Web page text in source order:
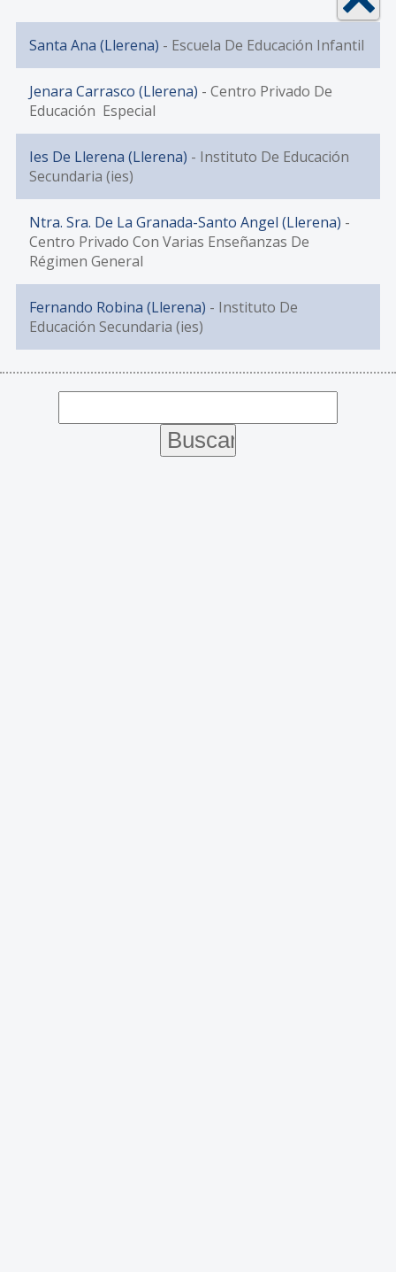
Santa Ana (Llerena) - Escuela De Educación Infantil
Jenara Carrasco (Llerena) - Centro Privado De
Educación Especial
Ies De Llerena (Llerena) - Instituto De Educación
Secundaria (ies)
Ntra. Sra. De La Granada-Santo Angel (Llerena) -
Centro Privado Con Varias Enseñanzas De
Régimen General
Fernando Robina (Llerena) - Instituto De
Educación Secundaria (ies)